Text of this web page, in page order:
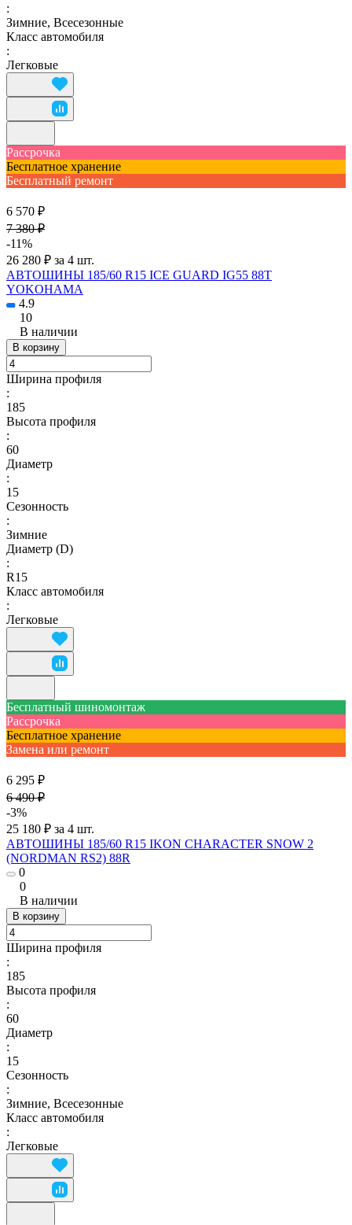
:
Зимние, Всесезонные
Класс автомобиля
:
Легковые
Рассрочка
Бесплатное хранение
Бесплатный ремонт
6 570 ₽
7 380 ₽
-11%
26 280 ₽ за 4 шт.
АВТОШИНЫ 185/60 R15 ICE GUARD IG55 88T
YOKOHAMA
4.9
10
В наличии
В корзину
Ширина профиля
:
185
Высота профиля
:
60
Диаметр
:
15
Сезонность
:
Зимние
Диаметр (D)
:
R15
Класс автомобиля
:
Легковые
Бесплатный шиномонтаж
Рассрочка
Бесплатное хранение
Замена или ремонт
6 295 ₽
6 490 ₽
-3%
25 180 ₽ за 4 шт.
АВТОШИНЫ 185/60 R15 IKON CHARACTER SNOW 2
(NORDMAN RS2) 88R
0
0
В наличии
В корзину
Ширина профиля
:
185
Высота профиля
:
60
Диаметр
:
15
Сезонность
:
Зимние, Всесезонные
Класс автомобиля
:
Легковые